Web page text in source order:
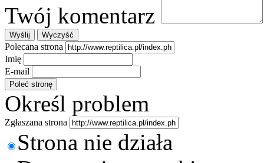
Twój komentarz
Polecana strona
Imię
E-mail
Określ problem
Zgłaszana strona
Strona nie działa